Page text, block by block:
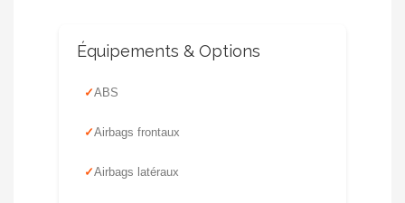
Équipements & Options
ABS
Airbags frontaux
Airbags latéraux